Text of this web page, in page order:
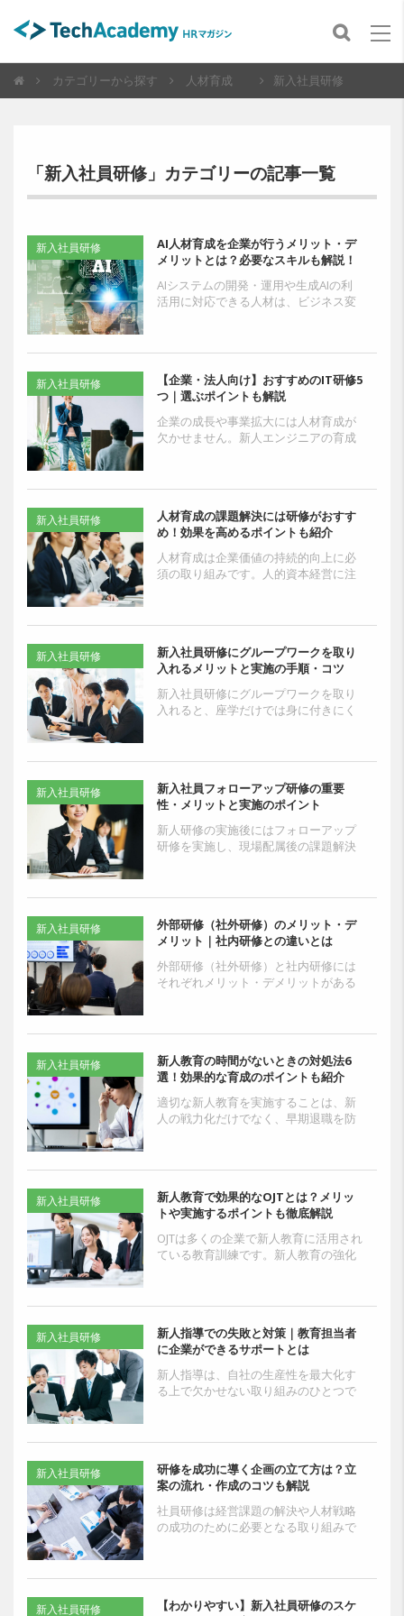
カテゴリーから探す 人材育成 新入社員研修
「新入社員研修」カテゴリーの記事一覧
AI人材育成を企業が行うメリット・デ
メリットとは？必要なスキルも解説！
AIシステムの開発・運用や生成AIの利
活用に対応できる人材は、ビジネス変
す一方で、生成AIを...
新入社員研修
【企業・法人向け】おすすめのIT研修5
つ｜選ぶポイントも解説
企業の成長や事業拡大には人材育成が
欠かせません。新人エンジニアの育成
でしょうか。 ...
新入社員研修
人材育成の課題解決には研修がおすす
め！効果を高めるポイントも紹介
人材育成は企業価値の持続的向上に必
須の取り組みです。人的資本経営に注
決を達成しています。一方...
新入社員研修
新入社員研修にグループワークを取り
入れるメリットと実施の手順・コツ
新入社員研修にグループワークを取り
入れると、座学だけでは身に付きにく
前準備や研修後のフォロー...
新入社員研修
新入社員フォローアップ研修の重要
性・メリットと実施のポイント
新人研修の実施後にはフォローアップ
研修を実施し、現場配属後の課題解決
ンの理解を深められ、将来...
新入社員研修
外部研修（社外研修）のメリット・デ
メリット｜社内研修との違いとは
外部研修（社外研修）と社内研修には
それぞれメリット・デメリットがある
が大切です。まずは社外研...
新入社員研修
新人教育の時間がないときの対処法6
選！効果的な育成のポイントも紹介
適切な新人教育を実施することは、新
人の戦力化だけでなく、早期退職を防
んでいる人事担当者・教育...
新入社員研修
新人教育で効果的なOJTとは？メリッ
トや実施するポイントも徹底解説
OJTは多くの企業で新人教育に活用され
ている教育訓練です。新人教育の強化
ないでしょうか。...
新入社員研修
新人指導での失敗と対策｜教育担当者
に企業ができるサポートとは
新人指導は、自社の生産性を最大化す
る上で欠かせない取り組みのひとつで
できます。新人が入社する...
新入社員研修
研修を成功に導く企画の立て方は？立
案の流れ・作成のコツも解説
社員研修は経営課題の解決や人材戦略
の成功のために必要となる取り組みで
より効果の望める企画を立...
新入社員研修
【わかりやすい】新入社員研修のスケ
新入社員研修